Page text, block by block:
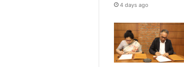
4 days ago